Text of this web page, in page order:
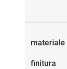
materiale
finitura